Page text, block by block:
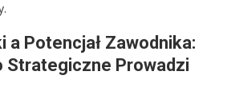
a Potencjał Zawodnika:
Strategiczne Prowadzi